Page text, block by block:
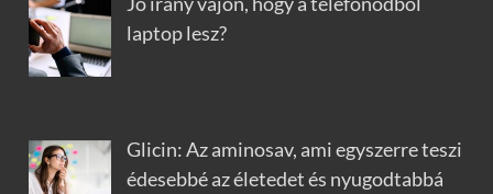
laptop lesz?
Glicin: Az aminosav, ami egyszerre teszi
édesebbé az életedet és nyugodtabbá